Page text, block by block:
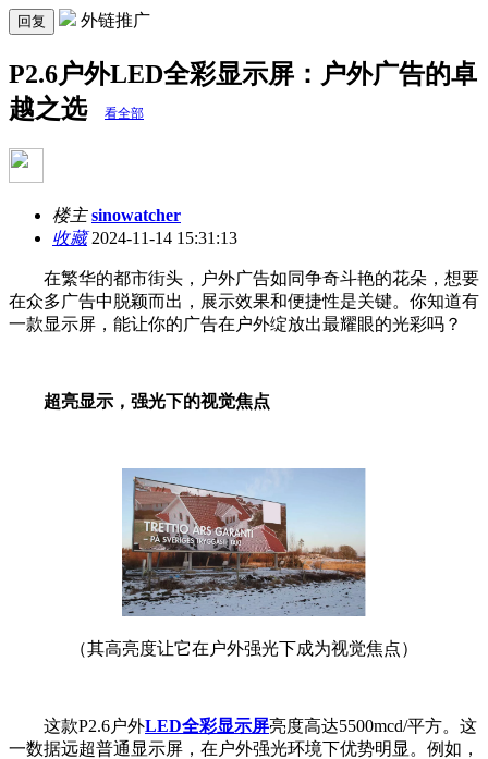
回复 外链推广
P2.6户外LED全彩显示屏：户外广告的卓
越之选
看全部
楼主 sinowatcher
收藏2024-11-14 15:31:13
在繁华的都市街头，户外广告如同争奇斗艳的花朵，想要
在众多广告中脱颖而出，展示效果和便捷性是关键。你知道有
一款显示屏，能让你的广告在户外绽放出最耀眼的光彩吗？
超亮显示，强光下的视觉焦点
（其高亮度让它在户外强光下成为视觉焦点）
这款P2.6户外LED全彩显示屏亮度高达5500mcd/平方。这
一数据远超普通显示屏，在户外强光环境下优势明显。例如，